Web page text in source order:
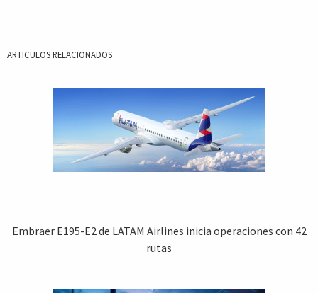
ARTICULOS RELACIONADOS
Embraer E195-E2 de LATAM Airlines inicia operaciones con 42
rutas